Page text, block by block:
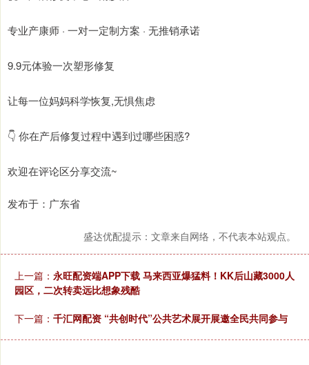
专业产康师 · 一对一定制方案 · 无推销承诺
9.9元体验一次塑形修复
让每一位妈妈科学恢复,无惧焦虑
👇 你在产后修复过程中遇到过哪些困惑?
欢迎在评论区分享交流~
发布于：广东省
盛达优配提示：文章来自网络，不代表本站观点。
上一篇： 永旺配资端APP下载 马来西亚爆猛料！KK后山藏3000人
园区，二次转卖远比想象残酷
下一篇： 千汇网配资 “共创时代”公共艺术展开展邀全民共同参与